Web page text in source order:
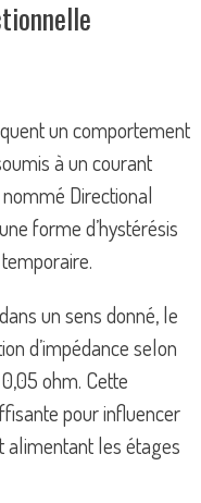
un comportement
à un courant
Directional
forme d’hystérésis
un sens donné, le
d’impédance selon
ohm. Cette
pour influencer
alimentant les étages